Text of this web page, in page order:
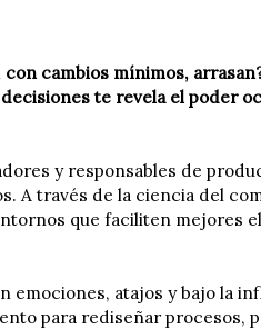
cambios mínimos,
te revela el poder
y responsables de
A través de la ciencia del
que faciliten mejores
emociones, atajos y bajo la
para rediseñar procesos,